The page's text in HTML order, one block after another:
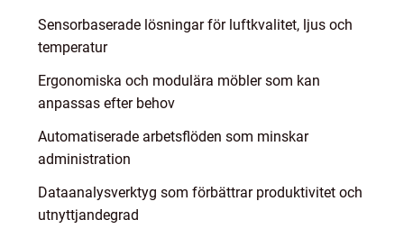
Sensorbaserade lösningar för luftkvalitet, ljus och
temperatur
Ergonomiska och modulära möbler som kan
anpassas efter behov
Automatiserade arbetsflöden som minskar
administration
Dataanalysverktyg som förbättrar produktivitet och
utnyttjandegrad